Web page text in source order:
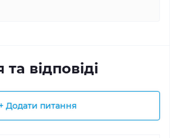
відповіді
+ Додати питання